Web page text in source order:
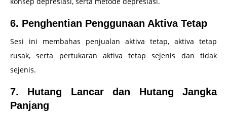
6. Penghentian Penggunaan Aktiva Tetap
Sesi ini membahas penjualan aktiva tetap, aktiva tetap
rusak, serta pertukaran aktiva tetap sejenis dan tidak
sejenis.
7. Hutang Lancar dan Hutang Jangka
Panjang